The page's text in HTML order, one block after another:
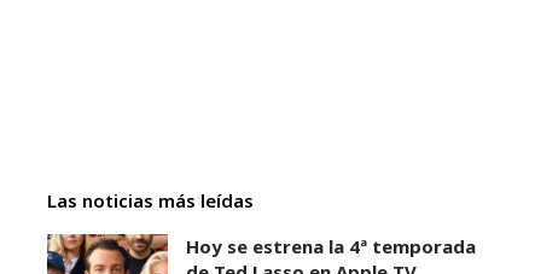
Las noticias más leídas
Hoy se estrena la 4ª temporada